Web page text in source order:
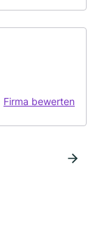
Firma bewerten